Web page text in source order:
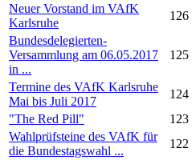
Neuer Vorstand im VAfK
Karlsruhe
126
Bundesdelegierten-
Versammlung am 06.05.2017
in ...
125
Termine des VAfK Karlsruhe
Mai bis Juli 2017
124
"The Red Pill"
123
Wahlprüfsteine des VAfK für
die Bundestagswahl ...
122